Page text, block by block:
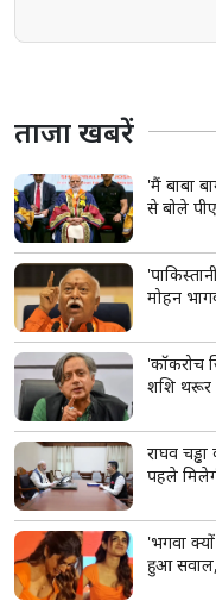
ताजा खबरें
'मैं बाबा
से बोले
मोहन
'कॉकरोच
शशि थरूर
राघव
पहले
'भगवा
हुआ सवाल,